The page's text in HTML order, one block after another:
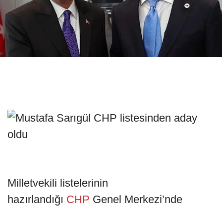
Milletvekili listelerinin
hazırlandığı CHP Genel Merkezi’nde